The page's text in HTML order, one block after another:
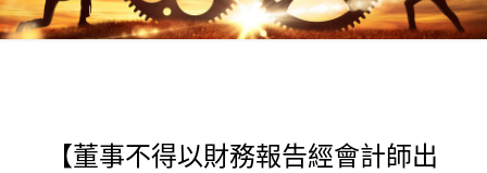
【董事不得以財務報告經會計師出